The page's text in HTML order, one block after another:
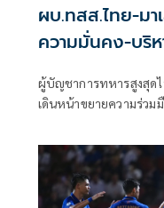
ผบ.ทสส.ไทย-มาเลเ
ความมั่นคง-บริ
ผู้บัญชาการทหารสูงสุดไ
เดินหน้าขยายความร่วม